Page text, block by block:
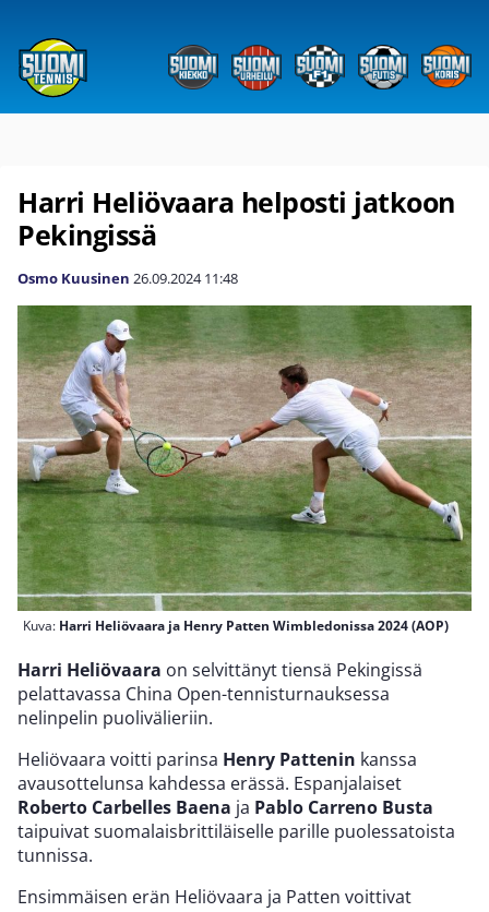
Harri Heliövaara helposti jatkoon
Pekingissä
Osmo Kuusinen 26.09.2024 11:48
Kuva: Harri Heliövaara ja Henry Patten Wimbledonissa 2024 (AOP)
Harri Heliövaara on selvittänyt tiensä Pekingissä
pelattavassa China Open-tennisturnauksessa
nelinpelin puolivälieriin.
Heliövaara voitti parinsa Henry Pattenin kanssa
avausottelunsa kahdessa erässä. Espanjalaiset
Roberto Carbelles Baena ja Pablo Carreno Busta
taipuivat suomalaisbrittiläiselle parille puolessatoista
tunnissa.
Ensimmäisen erän Heliövaara ja Patten voittivat